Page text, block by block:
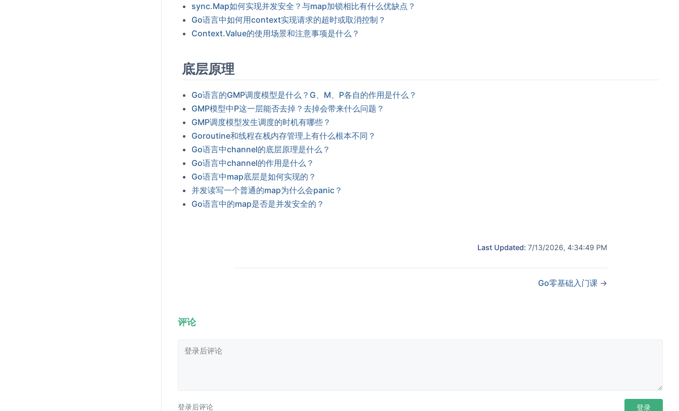
sync.Map如何实现并发安全？与map加锁相比有什么优缺点？
Go语言中如何用context实现请求的超时或取消控制？
Context.Value的使用场景和注意事项是什么？
底层原理
Go语言的GMP调度模型是什么？G、M、P各自的作用是什么？
GMP模型中P这一层能否去掉？去掉会带来什么问题？
GMP调度模型发生调度的时机有哪些？
Goroutine和线程在栈内存管理上有什么根本不同？
Go语言中channel的底层原理是什么？
Go语言中channel的作用是什么？
Go语言中map底层是如何实现的？
并发读写一个普通的map为什么会panic？
Go语言中的map是否是并发安全的？
Last Updated: 7/13/2026, 4:34:49 PM
Go零基础入门课 →
评论
登录后评论 登录